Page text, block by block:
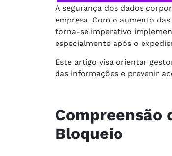
A segurança dos dados
empresa. Com o aumento
torna-se imperativo
especialmente após o
Este artigo visa orientar
das informações e prevenir
Compreensão
Bloqueio